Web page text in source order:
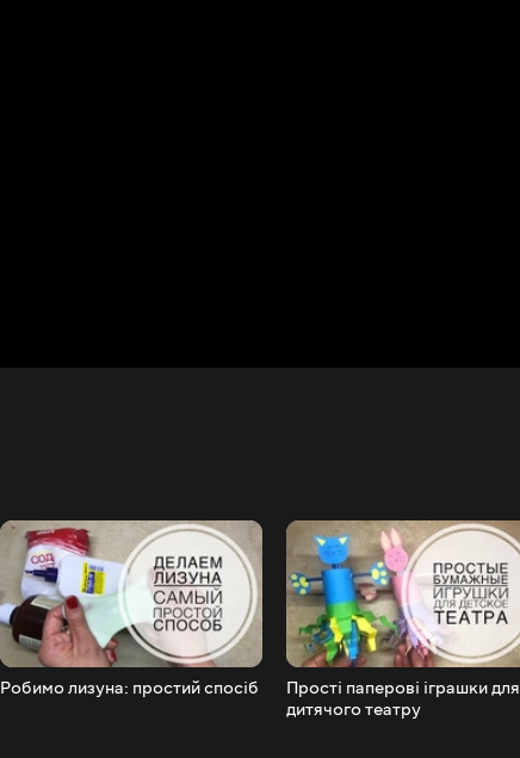
Робимо лизуна: простий спосіб
Прості паперові іграшки для
дитячого театру